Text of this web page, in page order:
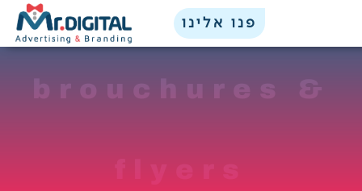
פנו אלינו
brouchures &
flyers